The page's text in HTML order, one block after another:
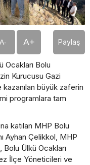
A- A+ Paylaş
Bolu
Kurucusu Gazi
büyük zaferin
programlara tam
katılan MHP Bolu
Ayhan Çelikkol, MHP
Ülkü Ocakları
İlçe Yöneticileri ve